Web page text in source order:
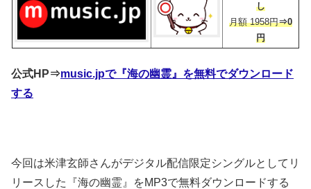
し
月額 1958円⇒0
円
公式HP⇒music.jpで『海の幽霊』を無料でダウンロード
する
今回は米津玄師さんがデジタル配信限定シングルとしてリ
リースした『海の幽霊』をMP3で無料ダウンロードする